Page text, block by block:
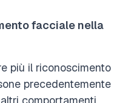
facciale nella
più il riconoscimento
precedentemente